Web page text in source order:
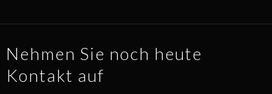
Nehmen Sie noch heute
Kontakt auf